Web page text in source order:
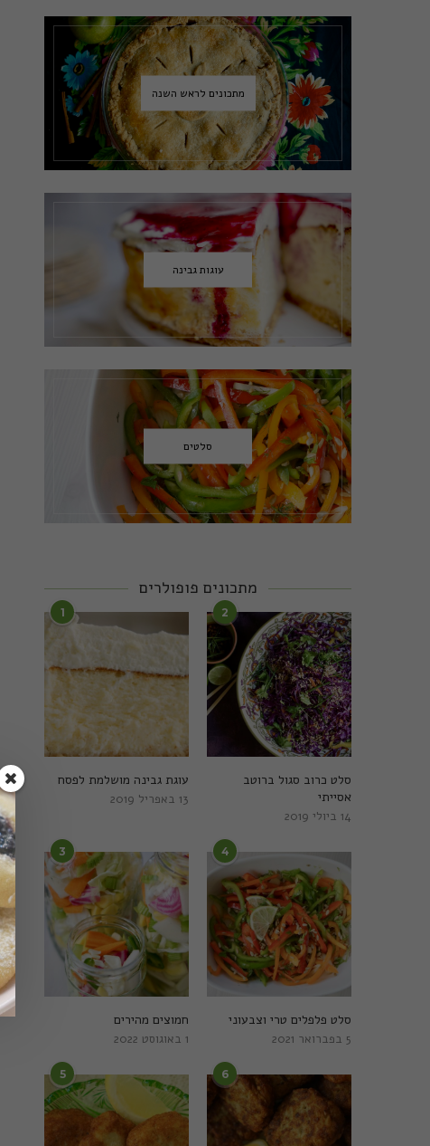
מתכונים לראש השנה
עוגות גבינה
סלטים
מתכונים פופולרים
1
עוגת גבינה מושלמת לפסח
13 באפריל 2019
2
סלט כרוב סגול ברוטב
אסייתי
14 ביולי 2019
3
חמוצים מהירים
1 באוגוסט 2022
4
סלט פלפלים טרי וצבעוני
5 בפברואר 2021
5 6